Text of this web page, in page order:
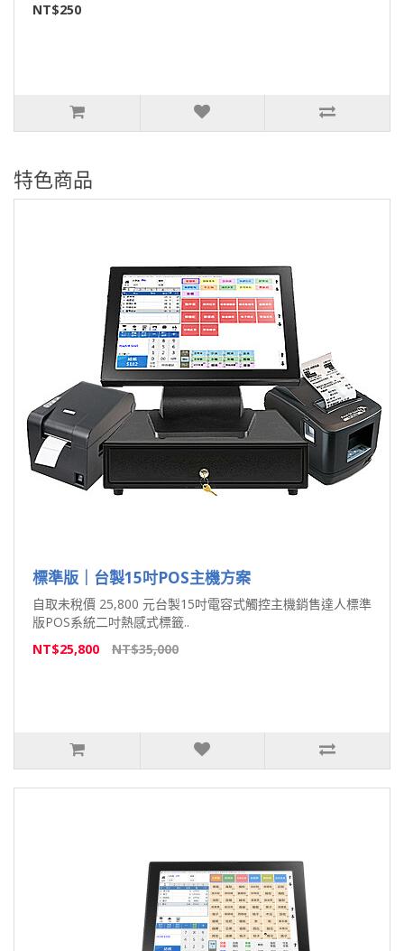
NT$250
特色商品
標準版｜台製15吋POS主機方案
自取未稅價 25,800 元台製15吋電容式觸控主機銷售達人標準
版POS系統二吋熱感式標籤..
NT$25,800
NT$35,000